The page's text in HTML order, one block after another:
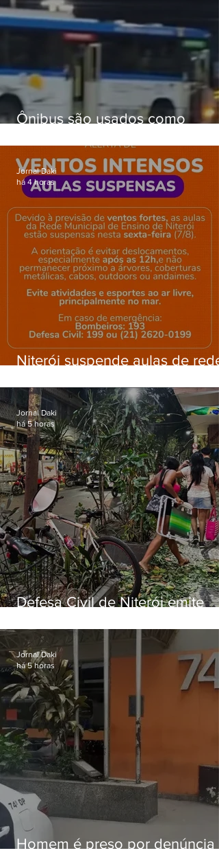
Ônibus são usados como
Gardênia Azul
Niterói suspende aulas de rede
ventos fortes nesta sexta (7)
Jornal Daki
há 4 horas
Defesa Civil de Niterói emite
sexta-feira (07)
Jornal Daki
há 5 horas
Homem é preso por denúncia
Jornal Daki
há 5 horas